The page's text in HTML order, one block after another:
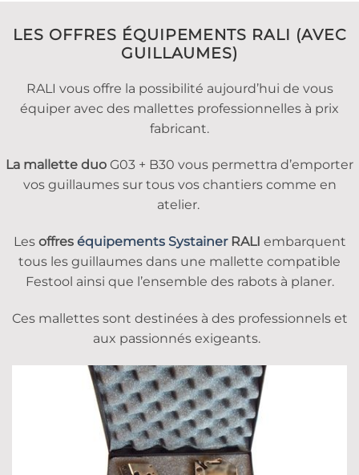
LES OFFRES ÉQUIPEMENTS RALI (AVEC
GUILLAUMES)
RALI vous offre la possibilité aujourd’hui de vous
équiper avec des mallettes professionnelles à prix
fabricant.
La mallette duo G03 + B30 vous permettra d’emporter
vos guillaumes sur tous vos chantiers comme en
atelier.
Les offres équipements SystainerRALI embarquent
tous les guillaumes dans une mallette compatible
Festool ainsi que l’ensemble des rabots à planer.
Ces mallettes sont destinées à des professionnels et
aux passionnés exigeants.